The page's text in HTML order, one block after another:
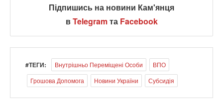
Підпишись на новини Кам'янця
вTelegramта Facebook
#ТЕГИ: Внутрішньо Переміщені Особи
ВПО
Грошова Допомога
Новини України Субсидія